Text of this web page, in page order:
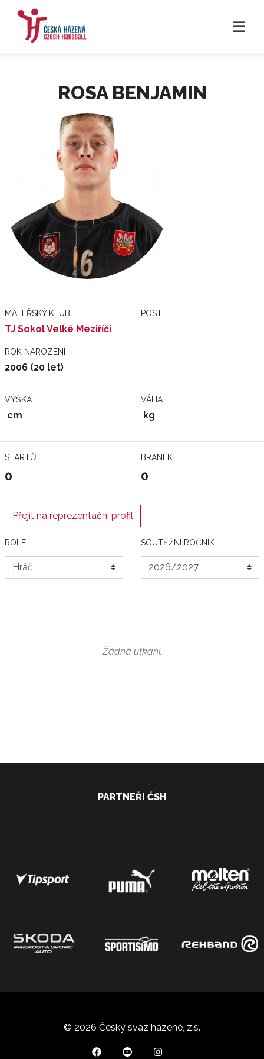
ROSA BENJAMIN
MATEŘSKÝ KLUB
TJ Sokol Velké Meziříčí
POST
ROK NAROZENÍ
2006 (20 let)
VÝŠKA
cm
VÁHA
kg
STARTŮ
0
BRANEK
0
Přejít na reprezentační profil
ROLE SOUTĚŽNÍ ROČNÍK
Žádná utkání.
PARTNEŘI ČSH
© 2026 Český svaz házené, z.s.